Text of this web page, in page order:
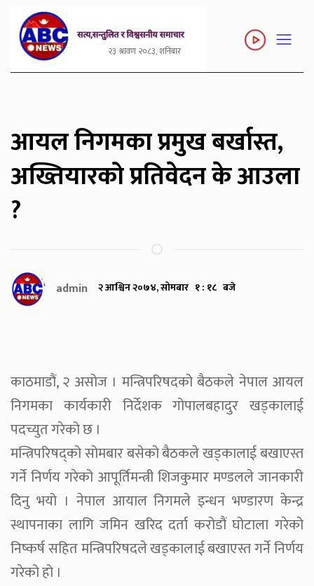
२३ श्रावण २०८३, शनिबार
आयल निगमका प्रमुख बर्खास्त,
अख्तियारको प्रतिवेदन के आउला
?
admin २ आश्विन २०७४, सोमबार १ : १८ बजे
काठमाडौं, २ असोज । मन्त्रिपरिषदको बैठकले नेपाल आयल
निगमका कार्यकारी निर्देशक गोपालबहादुर खड्कालाई
पदच्युत गरेको छ ।
मन्त्रिपरिषद्को सोमबार बसेको बैठकले खड्कालाई बखाएस्त
गर्ने निर्णय गरेको आपूर्तिमन्त्री शिजकुमार मण्डलले जानकारी
दिनु भयो । नेपाल आयाल निगमले इन्धन भण्डारण केन्द्र
स्थापनाका लागि जमिन खरिद दर्ता करोडौं घोटाला गरेको
निष्कर्ष सहित मन्त्रिपरिषदले खड्कालाई बखाएस्त गर्ने निर्णय
गरेको हो ।